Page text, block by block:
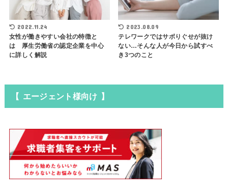
2022.11.24
女性が働きやすい会社の特徴と
は 厚生労働省の認定企業を中心
に詳しく解説
2023.08.09
テレワークではサボりぐせが抜け
ない…そんな人が今日から試すべ
き3つのこと
【 エージェント様向け 】